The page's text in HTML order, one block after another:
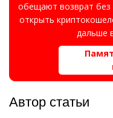
обещают возврат без
открыть
дальше
Автор статьи